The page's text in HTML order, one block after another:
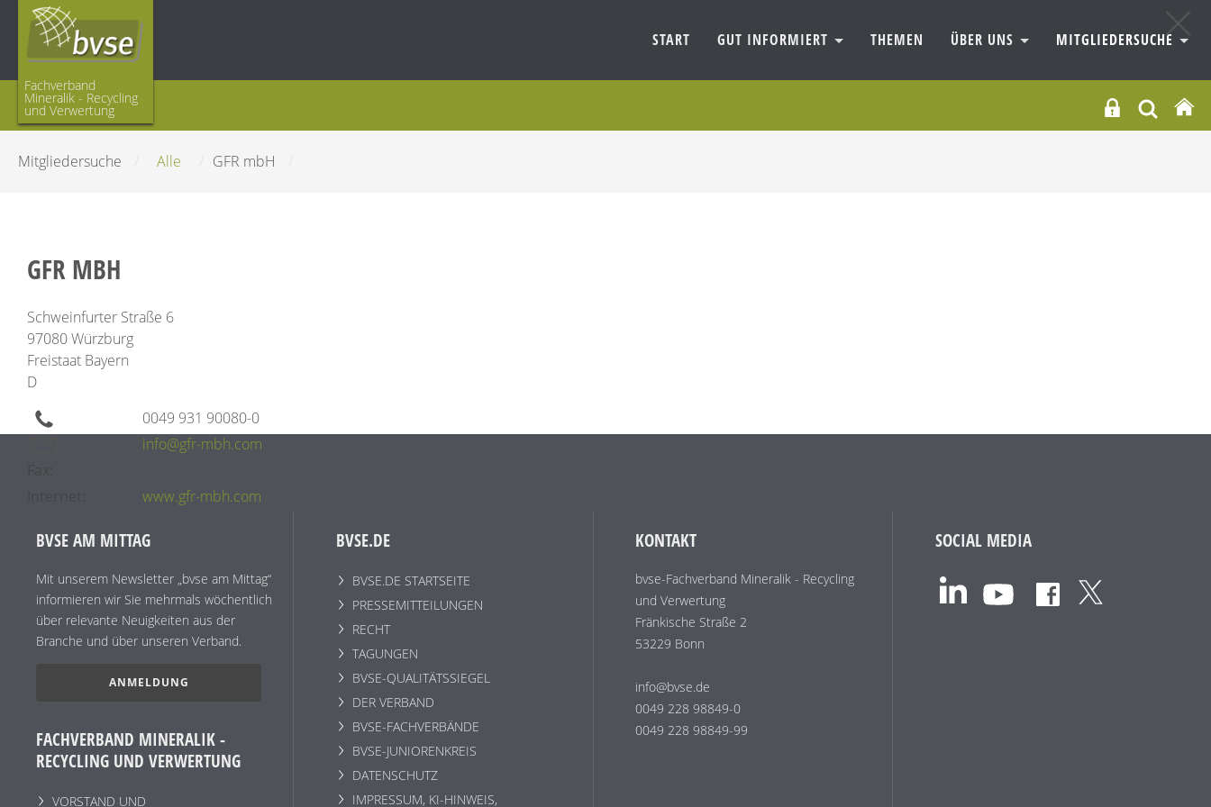
Fachverband
Mineralik - Recycling
und Verwertung
START GUT INFORMIERT THEMEN ÜBER UNS MITGLIEDERSUCHE
Mitgliedersuche Alle GFR mbH
GFR MBH
Schweinfurter Straße 6
97080 Würzburg
Freistaat Bayern
D
0049 931 90080-0
info@gfr-mbh.com
www.gfr-mbh.com
BVSE AM MITTAG
Mit unserem Newsletter „bvse am Mittag“
informieren wir Sie mehrmals wöchentlich
über relevante Neuigkeiten aus der
Branche und über unseren Verband.
ANMELDUNG
FACHVERBAND MINERALIK -
RECYCLING UND VERWERTUNG
VORSTAND UND
BVSE.DE
BVSE.DE STARTSEITE
PRESSEMITTEILUNGEN
RECHT
TAGUNGEN
BVSE-QUALITÄTSSIEGEL
DER VERBAND
BVSE-FACHVERBÄNDE
BVSE-JUNIORENKREIS
DATENSCHUTZ
IMPRESSUM, KI-HINWEIS,
KONTAKT
bvse-Fachverband Mineralik - Recycling
und Verwertung
Fränkische Straße 2
53229 Bonn
info@bvse.de
0049 228 98849-0
0049 228 98849-99
SOCIAL MEDIA